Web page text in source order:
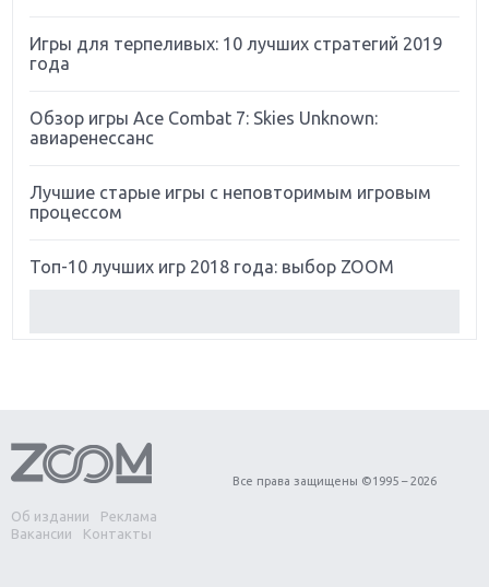
Игры для терпеливых: 10 лучших стратегий 2019
года
Обзор игры Ace Combat 7: Skies Unknown:
авиаренессанс
Лучшие старые игры с неповторимым игровым
процессом
Топ-10 лучших игр 2018 года: выбор ZOOM
Обзор игры Forza Horizon 4: вершина эволюции
Две важных новинки для консолей: Spider-Man и
Divinity Original Sin 2
Об издании
Реклама
Вакансии
Контакты
Все права защищены ©1995 – 2026